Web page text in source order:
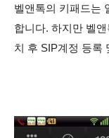
벨앤톡의 키패드는
합니다. 하지만 벨
치 후 SIP계정 등록